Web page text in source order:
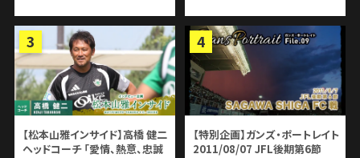
【松本山雅インサイド】高橋 健二
ヘッドコーチ 「愛情、熱意、忠誠
【特別企画】ガンズ・ポートレイト
2011/08/07 JFL後期第6節